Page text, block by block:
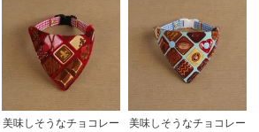
美味しそうなチョコレー
美味しそうなチョコレー